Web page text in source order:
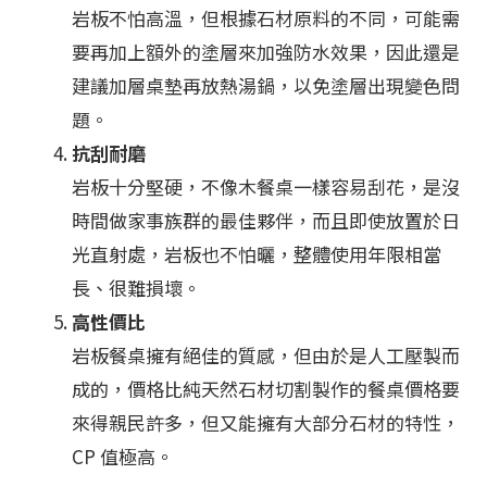
岩板不怕高溫，但根據石材原料的不同，可能需
要再加上額外的塗層來加強防水效果，因此還是
建議加層桌墊再放熱湯鍋，以免塗層出現變色問
題。
抗刮耐磨
岩板十分堅硬，不像木餐桌一樣容易刮花，是沒
時間做家事族群的最佳夥伴，而且即使放置於日
光直射處，岩板也不怕曬，整體使用年限相當
長、很難損壞。
高性價比
岩板餐桌擁有絕佳的質感，但由於是人工壓製而
成的，價格比純天然石材切割製作的餐桌價格要
來得親民許多，但又能擁有大部分石材的特性，
CP 值極高。